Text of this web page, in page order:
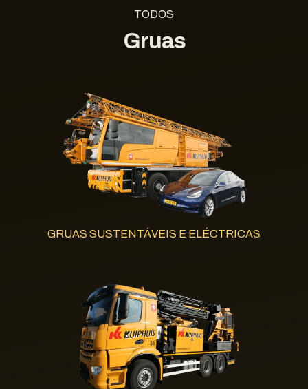
TODOS
Gruas
GRUAS SUSTENTÁVEIS E ELÉCTRICAS